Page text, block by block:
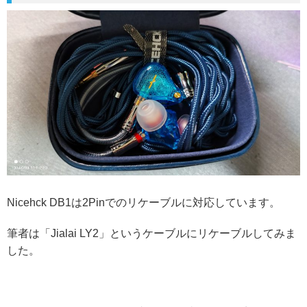
Nicehck DB1は2Pinでのリケーブルに対応しています。
筆者は「Jialai LY2」というケーブルにリケーブルしてみま
した。